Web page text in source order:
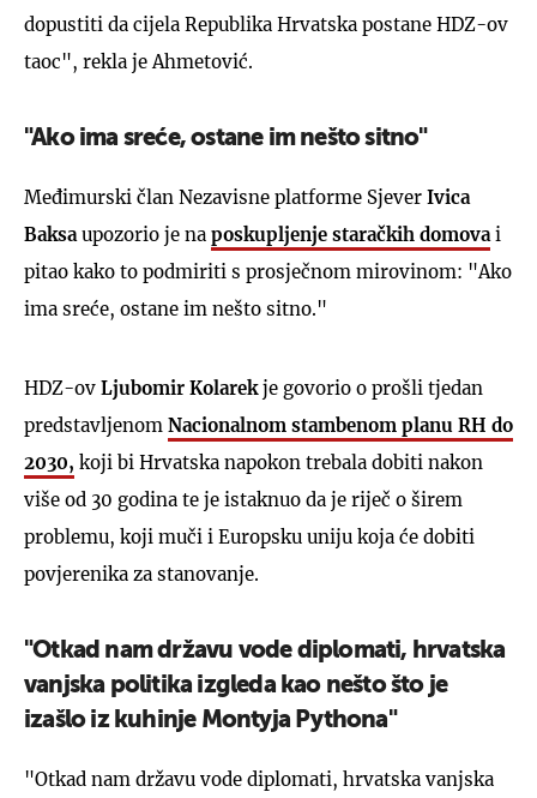
dopustiti da cijela Republika Hrvatska postane HDZ-ov
taoc", rekla je Ahmetović.
"Ako ima sreće, ostane im nešto sitno"
Međimurski član Nezavisne platforme Sjever Ivica
Baksaupozorio je na poskupljenje staračkih domovai
pitao kako to podmiriti s prosječnom mirovinom: "Ako
ima sreće, ostane im nešto sitno."
HDZ-ov Ljubomir Kolarekje govorio o prošli tjedan
predstavljenom Nacionalnom stambenom planu RH do
2030, koji bi Hrvatska napokon trebala dobiti nakon
više od 30 godina te je istaknuo da je riječ o širem
problemu, koji muči i Europsku uniju koja će dobiti
povjerenika za stanovanje.
"Otkad nam državu vode diplomati, hrvatska
vanjska politika izgleda kao nešto što je
izašlo iz kuhinje Montyja Pythona"
"Otkad nam državu vode diplomati, hrvatska vanjska